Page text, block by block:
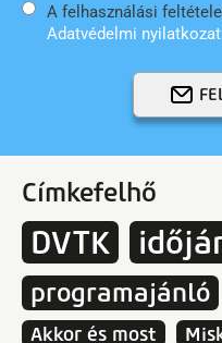
A felhasználási
Adatvédelmi nyilatkozat
Címkefelhő
DVTK
programajánló
Akkor és most